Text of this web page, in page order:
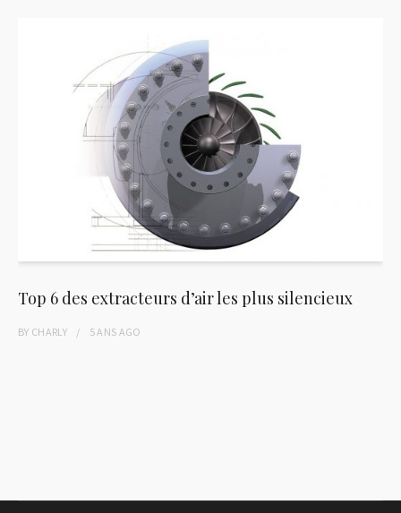
Top 6 des extracteurs d’air les plus silencieux
BY CHARLY 5 ANS AGO